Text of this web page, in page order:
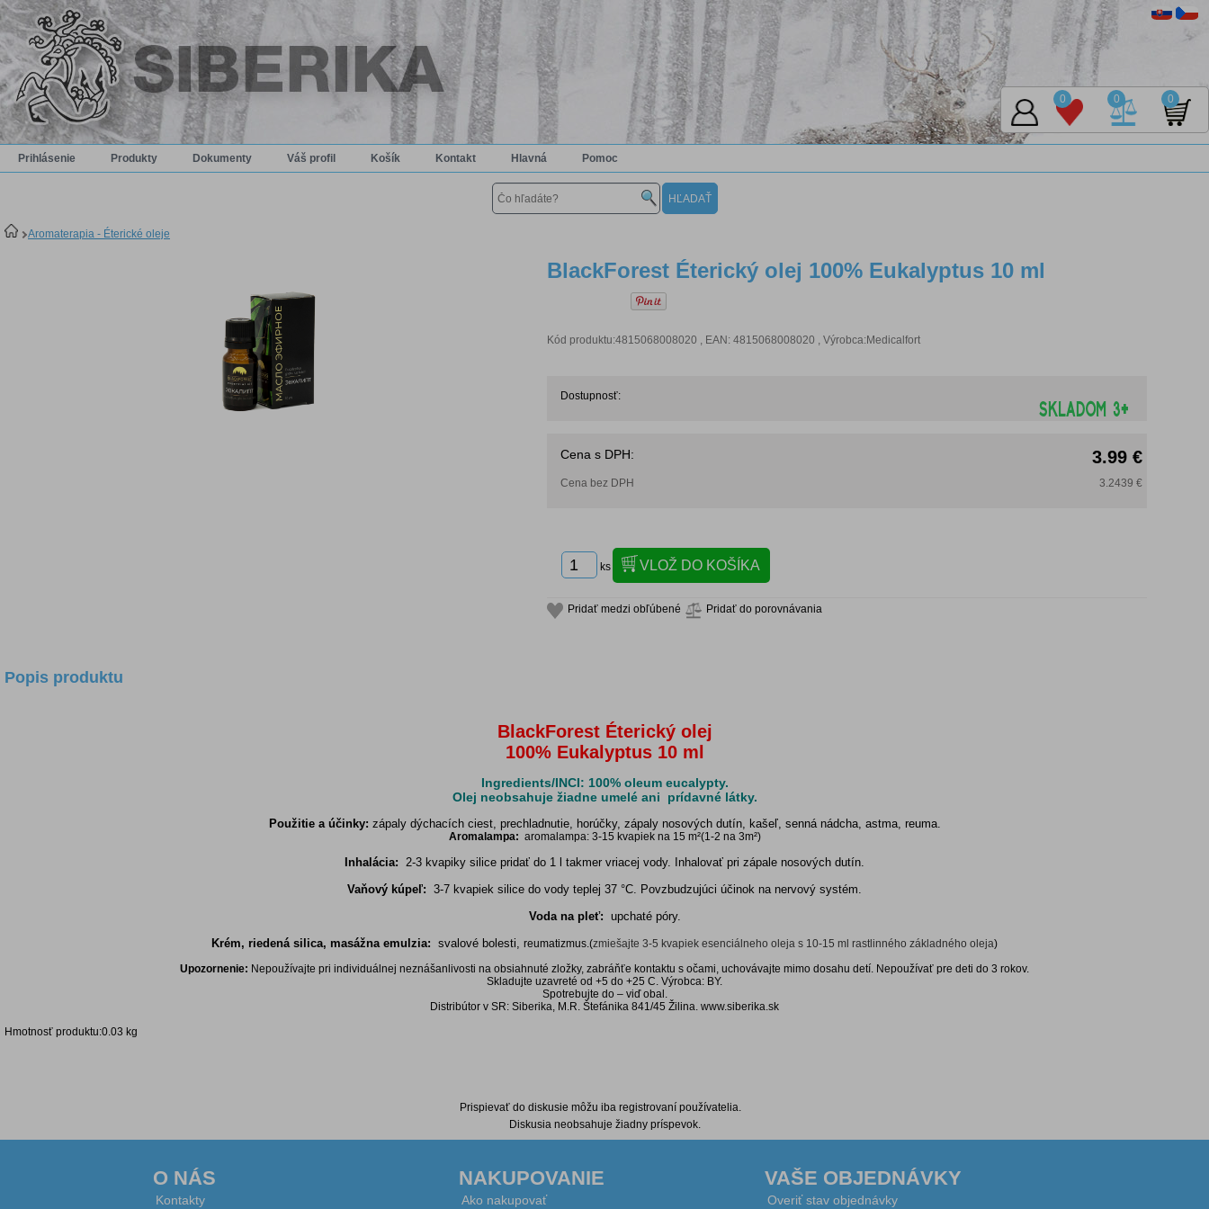
0 0 0
Prihlásenie Produkty Dokumenty Váš profil Košík Kontakt Hlavná Pomoc
Aromaterapia - Éterické oleje
BlackForest Éterický olej 100% Eukalyptus 10 ml
Kód produktu:4815068008020 , EAN: 4815068008020 , Výrobca:Medicalfort
Dostupnosť:
Cena s DPH: 3.99 €
Cena bez DPH 3.2439 €
ks
Pridať medzi obľúbené Pridať do porovnávania
Popis produktu
BlackForest Éterický olej
100% Eukalyptus 10 ml
Ingredients/INCI: 100% oleum eucalypty.
Olej neobsahuje žiadne umelé ani prídavné látky.
Použitie a účinky: zápaly dýchacích ciest, prechladnutie, horúčky, zápaly nosových dutín, kašeľ, senná nádcha, astma, reuma.
Aromalampa: aromalampa: 3-15 kvapiek na 15 m²(1-2 na 3m²)
Inhalácia: 2-3 kvapiky silice pridať do 1 l takmer vriacej vody. Inhalovať pri zápale nosových dutín.
Vaňový kúpeľ: 3-7 kvapiek silice do vody teplej 37 °C. Povzbudzujúci účinok na nervový systém.
Voda na pleť: upchaté póry.
Krém, riedená silica, masážna emulzia: svalové bolesti, reumatizmus.(zmiešajte 3-5 kvapiek esenciálneho oleja s 10-15 ml rastlinného základného oleja)
Upozornenie: Nepoužívajte pri individuálnej neznášanlivosti na obsiahnuté zložky, zabráňťe kontaktu s očami, uchovávajte mimo dosahu detí. Nepoužívať pre deti do 3 rokov.
Skladujte uzavreté od +5 do +25 C. Výrobca: BY.
Spotrebujte do – viď obal.
Distribútor v SR: Siberika, M.R. Štefánika 841/45 Žilina. www.siberika.sk
Hmotnosť produktu:0.03 kg
Prispievať do diskusie môžu iba registrovaní používatelia.
Diskusia neobsahuje žiadny príspevok.
O NÁS
Kontakty
NAKUPOVANIE
Ako nakupovať
VAŠE OBJEDNÁVKY
Overiť stav objednávky